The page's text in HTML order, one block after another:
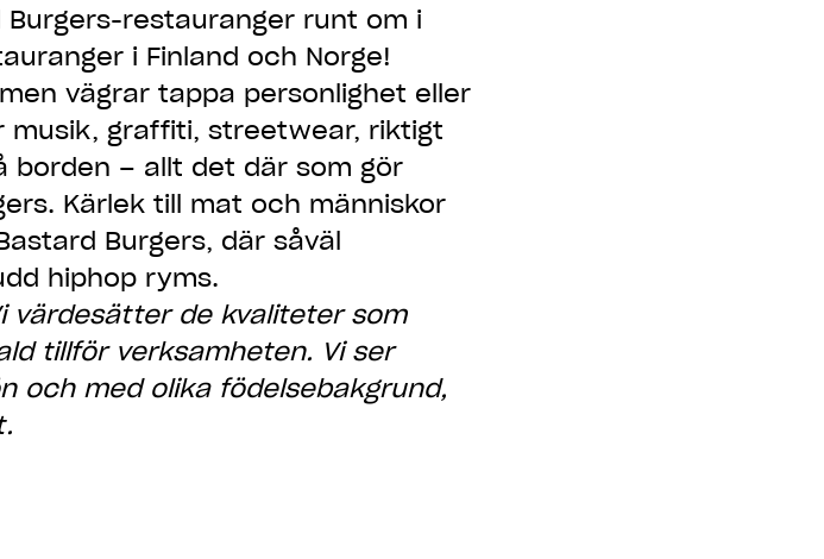
restauranger runt om i
i Finland och Norge!
vägrar tappa personlighet eller
musik, graffiti, streetwear, riktigt
borden – allt det där som gör
Kärlek till mat och människor
Burgers, där såväl
hiphop ryms.
värdesätter de kvaliteter som
tillför verksamheten. Vi ser
och med olika födelsebakgrund,